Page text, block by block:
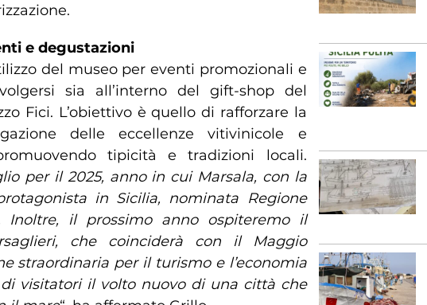
e degustazioni
del museo per eventi promozionali e
sia all’interno del gift-shop del
Fici. L’obiettivo è quello di rafforzare la
delle eccellenze vitivinicole e
tipicità e tradizioni locali.
per il 2025, anno in cui Marsala, con la
in Sicilia, nominata Regione
Inoltre, il prossimo anno ospiteremo il
che coinciderà con il Maggio
straordinaria per il turismo e l’economia
visitatori il volto nuovo di una città che